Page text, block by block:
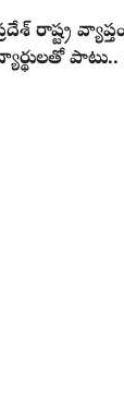
రాష్ట్ర
పాటు..